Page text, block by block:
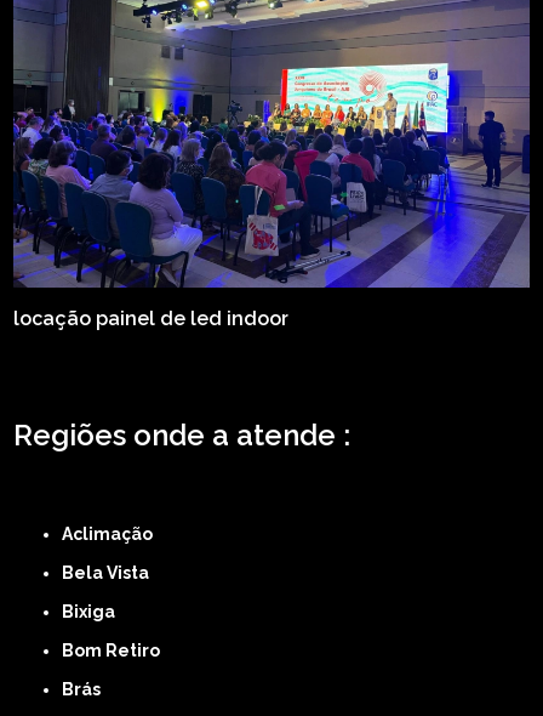
locação painel de led indoor
Regiões onde a atende :
Aclimação
Bela Vista
Bixiga
Bom Retiro
Brás